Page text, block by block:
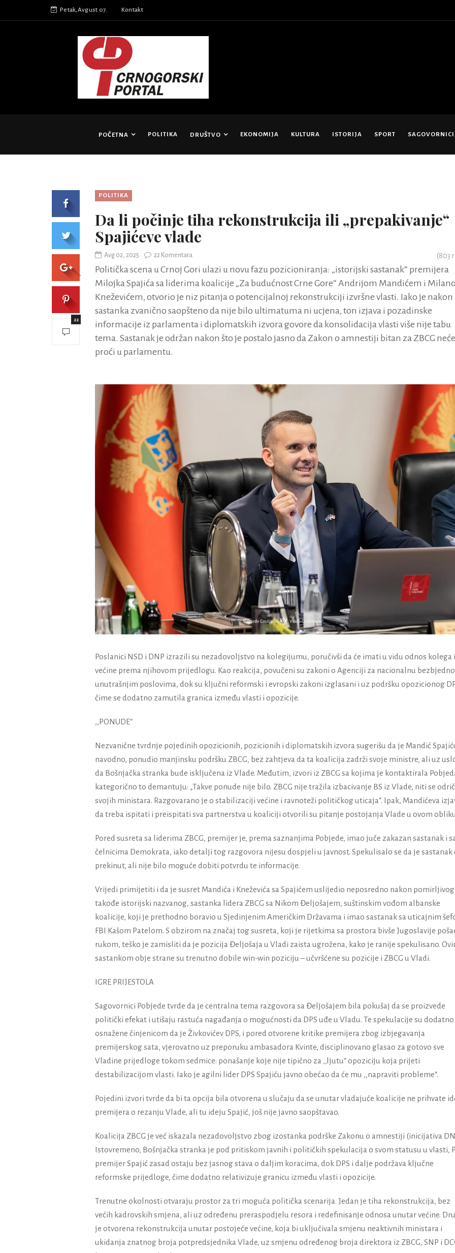
Petak,Avgust 07. Kontakt
POČETNA POLITIKA DRUŠTVO EKONOMIJA KULTURA ISTORIJA SPORT SAGOVORNICI
POLITIKA
Da li počinje tiha rekonstrukcija ili „prepakivanje“
Spajićeve vlade
Avg 02, 2025 22 Komentara (803
Politička scena u Crnoj Gori ulazi u novu fazu pozicioniranja: „istorijski sastanak“ premijera
Milojka Spajića sa liderima koalicije „Za budućnost Crne Gore“ Andrijom Mandićem i
Kneževićem, otvorio je niz pitanja o potencijalnoj rekonstrukciji izvršne vlasti. Iako je nakon
sastanka zvanično saopšteno da nije bilo ultimatuma ni ucjena, ton izjava i pozadinske
informacije iz parlamenta i diplomatskih izvora govore da konsolidacija vlasti više nije tabu
tema. Sastanak je održan nakon što je postalo jasno da Zakon o amnestiji bitan za ZBCG neće
proći u parlamentu.
Poslanici NSD i DNP izrazili su nezadovoljstvo na kolegijumu, poručivši da će imati u vidu odnos kolega
većine prema njihovom prijedlogu. Kao reakcija, povučeni su zakoni o Agenciji za nacionalnu
unutrašnjim poslovima, dok su ključni reformski i evropski zakoni izglasani i uz podršku opozicionog
čime se dodatno zamutila granica između vlasti i opozicije.
,,PONUDE“
Nezvanične tvrdnje pojedinih opozicionih, pozicionih i diplomatskih izvora sugerišu da je Mandić
navodno, ponudio manjinsku podršku ZBCG, bez zahtjeva da ta koalicija zadrži svoje ministre, ali uz
da Bošnjačka stranka bude isključena iz Vlade. Međutim, izvori iz ZBCG sa kojima je kontaktirala
kategorično to demantuju: „Takve ponude nije bilo. ZBCG nije tražila izbacivanje BS iz Vlade, niti se
svojih ministara. Razgovarano je o stabilizaciji većine i ravnoteži političkog uticaja“. Ipak, Mandićeva
da treba ispitati i preispitati sva partnerstva u koaliciji otvorili su pitanje postojanja Vlade u ovom
Pored susreta sa liderima ZBCG, premijer je, prema saznanjima Pobjede, imao juče zakazan sastanak i sa
čelnicima Demokrata, iako detalji tog razgovora nijesu dospjeli u javnost. Spekulisalo se da je sastanak
prekinut, ali nije bilo moguće dobiti potvrdu te informacije.
Vrijedi primijetiti i da je susret Mandića i Kneževića sa Spajićem uslijedio neposredno nakon
takođe istorijski nazvanog, sastanka lidera ZBCG sa Nikom Đeljošajem, suštinskim vođom albanske
koalicije, koji je prethodno boravio u Sjedinjenim Američkim Državama i imao sastanak sa uticajnim
FBI Kašom Patelom. S obzirom na značaj tog susreta, koji je rijetkima sa prostora bivše Jugoslavije
rukom, teško je zamisliti da je pozicija Đeljošaja u Vladi zaista ugrožena, kako je ranije spekulisano.
sastankom obje strane su trenutno dobile win-win poziciju – učvršćene su pozicije i ZBCG u Vladi.
IGRE PRIJESTOLA
Sagovornici Pobjede tvrde da je centralna tema razgovora sa Đeljošajem bila pokušaj da se proizvede
politički efekat i utišaju rastuća nagađanja o mogućnosti da DPS uđe u Vladu. Te spekulacije su dodatno
osnažene činjenicom da je Živkovićev DPS, i pored otvorene kritike premijera zbog izbjegavanja
premijerskog sata, vjerovatno uz preporuku ambasadora Kvinte, disciplinovano glasao za gotovo sve
Vladine prijedloge tokom sedmice: ponašanje koje nije tipično za ,,ljutu“ opoziciju koja prijeti
destabilizacijom vlasti. Iako je agilni lider DPS Spajiću javno obećao da će mu ,,napraviti probleme“.
Pojedini izvori tvrde da bi ta opcija bila otvorena u slučaju da se unutar vladajuće koalicije ne prihvate
premijera o rezanju Vlade, ali tu ideju Spajić, još nije javno saopštavao.
Koalicija ZBCG je već iskazala nezadovoljstvo zbog izostanka podrške Zakonu o amnestiji (inicijativa
Istovremeno, Bošnjačka stranka je pod pritiskom javnih i političkih spekulacija o svom statusu u vlasti,
premijer Spajić zasad ostaju bez jasnog stava o daljim koracima, dok DPS i dalje podržava ključne
reformske prijedloge, čime dodatno relativizuje granicu između vlasti i opozicije.
Trenutne okolnosti otvaraju prostor za tri moguća politička scenarija. Jedan je tiha rekonstrukcija, bez
većih kadrovskih smjena, ali uz određenu preraspodjelu resora i redefinisanje odnosa unutar većine.
je otvorena rekonstrukcija unutar postojeće većine, koja bi uključivala smjenu neaktivnih ministara i
ukidanja znatnog broja potpredsjednika Vlade, uz smjenu određenog broja direktora iz ZBCG, SNP i
22